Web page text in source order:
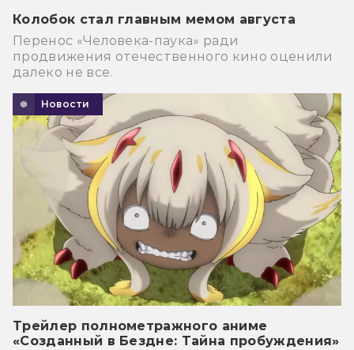
Колобок стал главным мемом августа
Перенос «Человека-паука» ради
продвижения отечественного кино оценили
далеко не все.
Новости
Трейлер полнометражного аниме
«Созданный в Бездне: Тайна пробуждения»